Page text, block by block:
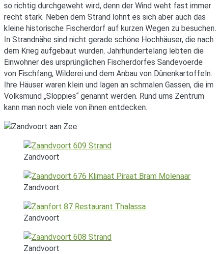
so richtig durchgeweht wird, denn der Wind weht fast immer
recht stark. Neben dem Strand lohnt es sich aber auch das
kleine historische Fischerdorf auf kurzen Wegen zu besuchen.
In Strandnähe sind nicht gerade schöne Hochhäuser, die nach
dem Krieg aufgebaut wurden. Jahrhundertelang lebten die
Einwohner des ursprünglichen Fischerdorfes Sandevoerde
von Fischfang, Wilderei und dem Anbau von Dünenkartoffeln.
Ihre Häuser waren klein und lagen an schmalen Gassen, die im
Volksmund „Sloppies“ genannt werden. Rund ums Zentrum
kann man noch viele von ihnen entdecken.
Zandvoort
Zandvoort
Zandvoort
Zandvoort